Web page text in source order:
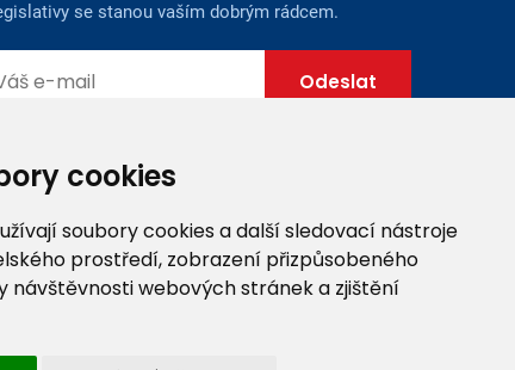
cookies
soubory cookies a další sledovací nástroje
prostředí, zobrazení přizpůsobeného
návštěvnosti webových stránek a zjištění
se stanou vaším dobrým rádcem.